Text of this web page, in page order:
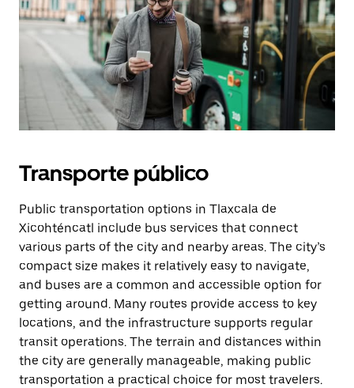
Transporte público
Public transportation options in Tlaxcala de
Xicohténcatl include bus services that connect
various parts of the city and nearby areas. The city’s
compact size makes it relatively easy to navigate,
and buses are a common and accessible option for
getting around. Many routes provide access to key
locations, and the infrastructure supports regular
transit operations. The terrain and distances within
the city are generally manageable, making public
transportation a practical choice for most travelers.